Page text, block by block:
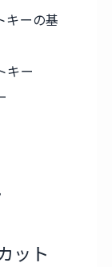
キーの基
キー
ット